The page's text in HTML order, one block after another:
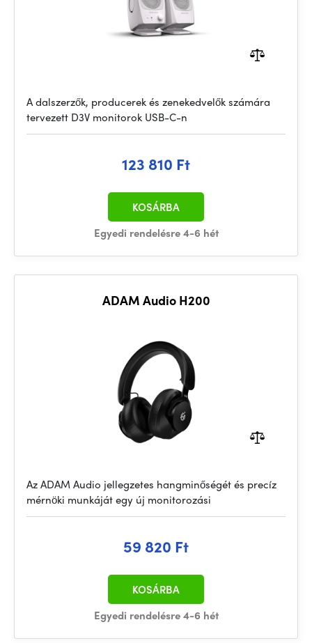
A dalszerzők, producerek és zenekedvelők számára
tervezett D3V monitorok USB-C-n
123 810 Ft
Egyedi rendelésre 4-6 hét
KOSÁRBA
ADAM Audio H200
Az ADAM Audio jellegzetes hangminőségét és precíz
mérnöki munkáját egy új monitorozási
59 820 Ft
Egyedi rendelésre 4-6 hét
KOSÁRBA